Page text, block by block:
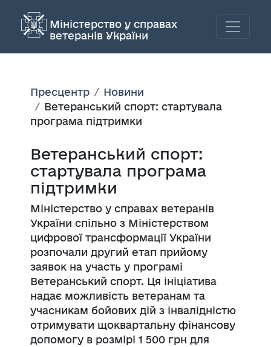
Міністерство у справах
ветеранів України
Пресцентр
Новини
Ветеранський спорт: стартувала
програма підтримки
Ветеранський спорт:
стартувала програма
підтримки
Міністерство у справах ветеранів
України спільно з Міністерством
цифрової трансформації України
розпочали другий етап прийому
заявок на участь у програмі
Ветеранський спорт. Ця ініціатива
надає можливість ветеранам та
учасникам бойових дій з інвалідністю
отримувати щоквартальну фінансову
допомогу в розмірі 1 500 грн для